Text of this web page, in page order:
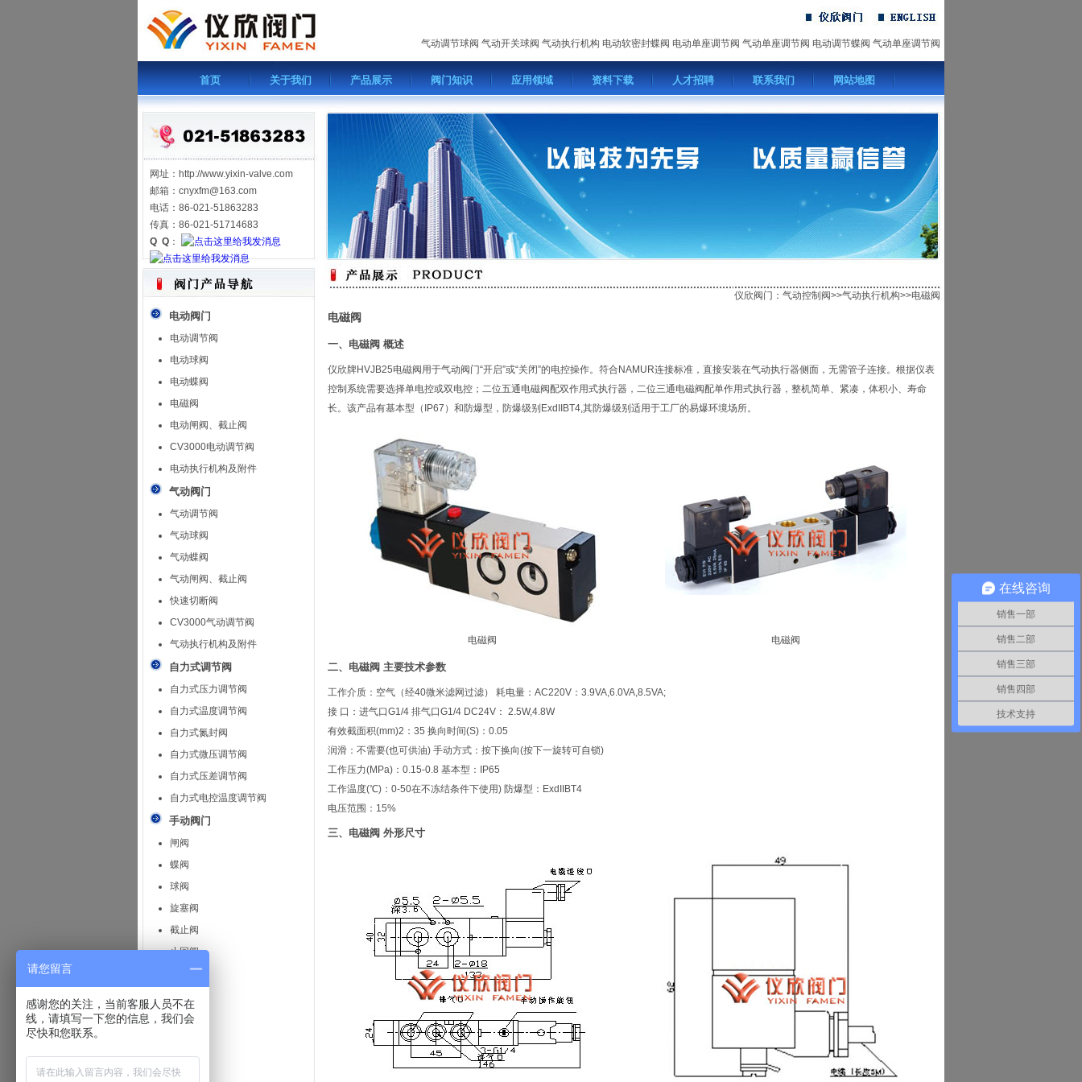
气动调节球阀 气动开关球阀 气动执行机构 电动软密封蝶阀 电动单座调节阀 气动单座调节阀 电动调节蝶阀 气动单座调节阀
首页 关于我们 产品展示 阀门知识 应用领域 资料下载 人才招聘 联系我们 网站地图
网址：http://www.yixin-valve.com
邮箱：cnyxfm@163.com
电话：86-021-51863283
传真：86-021-51714683
Q Q ：
电动阀门
电动调节阀
电动球阀
电动蝶阀
电磁阀
电动闸阀、截止阀
CV3000电动调节阀
电动执行机构及附件
气动阀门
气动调节阀
气动球阀
气动蝶阀
气动闸阀、截止阀
快速切断阀
CV3000气动调节阀
气动执行机构及附件
自力式调节阀
自力式压力调节阀
自力式温度调节阀
自力式氮封阀
自力式微压调节阀
自力式压差调节阀
自力式电控温度调节阀
手动阀门
闸阀
蝶阀
球阀
旋塞阀
截止阀
止回阀
安全阀
疏水阀
针型阀
仪欣阀门 ：气动控制阀>>气动执行机构>>电磁阀
电磁阀
一、电磁阀 概述
仪欣牌HVJB25电磁阀用于气动阀门“开启”或“关闭”的电控操作。符合NAMUR连接标准，直接安装在气动执行器侧面，无需管子连接。根据仪表
控制系统需要选择单电控或双电控；二位五通电磁阀配双作用式执行器，二位三通电磁阀配单作用式执行器，整机简单、紧凑，体积小、寿命
长。该产品有基本型（IP67）和防爆型，防爆级别ExdIIBT4,其防爆级别适用于工厂的易爆环境场所。
电磁阀 电磁阀
二、电磁阀 主要技术参数
工作介质：空气（经40微米滤网过滤） 耗电量：AC220V：3.9VA,6.0VA,8.5VA;
接 口：进气口G1/4 排气口G1/4 DC24V： 2.5W,4.8W
有效截面积(mm)2：35 换向时间(S)：0.05
润滑：不需要(也可供油) 手动方式：按下换向(按下一旋转可自锁)
工作压力(MPa)：0.15-0.8 基本型：IP65
工作温度(℃)：0-50在不冻结条件下使用) 防爆型：ExdIIBT4
电压范围：15%
三、电磁阀 外形尺寸
在线咨询
销售一部
销售二部
销售三部
销售四部
技术支持
请您留言
感谢您的关注，当前客服人员不在
线，请填写一下您的信息，我们会
尽快和您联系。